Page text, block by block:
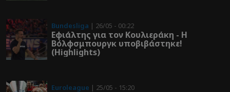
Bundesliga | 26/05 - 00:22
Εφιάλτης για τον Κουλιεράκη - Η
Βόλφσμπουργκ υποβιβάστηκε!
(Highlights)
Euroleague | 25/05 - 15:20